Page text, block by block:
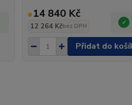
14 840 Kč
12 264 Kčbez DPH
Přidat do